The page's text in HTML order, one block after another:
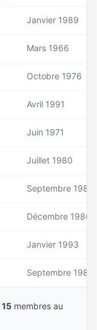
Janvier 1989
Mars 1966
Octobre 1976
Avril 1991
Juin 1971
Juillet 1980
Septembre 1989
Décembre 1986
Janvier 1993
Septembre 1981
15 membres au